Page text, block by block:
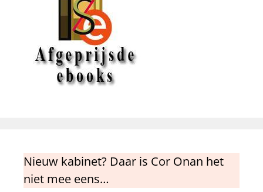
Nieuw kabinet? Daar is Cor Onan het
niet mee eens…